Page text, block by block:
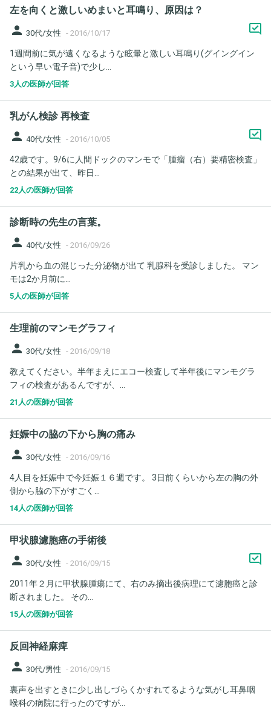
左を向くと激しいめまいと耳鳴り、原因は？
person 30代/女性 - 2016/10/17
1週間前に気が遠くなるような眩暈と激しい耳鳴り(グイングイン
という早い電子音)で少し...
3人の医師が回答
乳がん検診 再検査
person 40代/女性 - 2016/10/05
42歳です。9/6に人間ドックのマンモで「腫瘤（右）要精密検査」
との結果が出て、昨日...
22人の医師が回答
診断時の先生の言葉。
person 40代/女性 - 2016/09/26
片乳から血の混じった分泌物が出て 乳腺科を受診しました。 マン
モは2か月前に...
5人の医師が回答
生理前のマンモグラフィ
person 30代/女性 - 2016/09/18
教えてください。半年まえにエコー検査して半年後にマンモグラ
フィの検査があるんですが、...
21人の医師が回答
妊娠中の脇の下から胸の痛み
person 30代/女性 - 2016/09/16
4人目を妊娠中で今妊娠１６週です。 3日前くらいから左の胸の外
側から脇の下がすごく...
14人の医師が回答
甲状腺濾胞癌の手術後
person 30代/女性 - 2016/09/15
2011年２月に甲状腺腫瘍にて、右のみ摘出後病理にて濾胞癌と診
断されました。 その...
15人の医師が回答
反回神経麻痺
person 30代/男性 - 2016/09/15
裏声を出すときに少し出しづらくかすれてるような気がし耳鼻咽
喉科の病院に行ったのですが...